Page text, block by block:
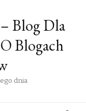
Blog Dla
Blogach
dnia